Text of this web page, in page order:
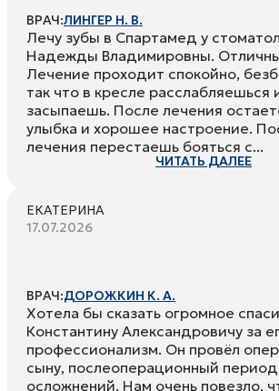
ВРАЧ:ЛИНГЕР Н. В.
Лечу зубы в Спартамед у
Надежды Владимировны.
Лечение проходит спокойно,
так что в кресле расслабляешься
засыпаешь. После лечения
улыбка и хорошее настроение.
лечения перестаешь бояться с...
ЧИТАТЬ ДАЛЕЕ
ЕКАТЕРИНА
17.07.2026
ВРАЧ:ДОРОЖКИН К. А.
Хотела бы сказать огромное
Константину Александровичу за
профессионализм. Он провёл
сыну, послеоперационный
осложнений. Нам очень повезло,